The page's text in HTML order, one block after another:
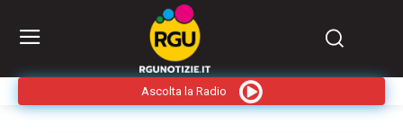
Ascolta la Radio